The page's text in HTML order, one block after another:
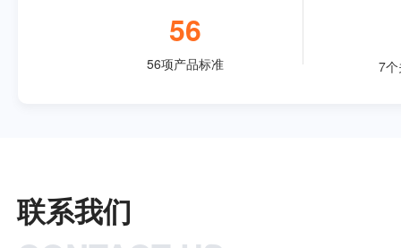
56
56项产品标准 7
联系我们